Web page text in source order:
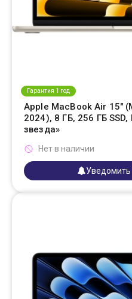
Гарантия 1 год
Apple MacBook Air 15"
2024), 8 ГБ, 256 ГБ
звезда»
Нет в наличии
Уведомить